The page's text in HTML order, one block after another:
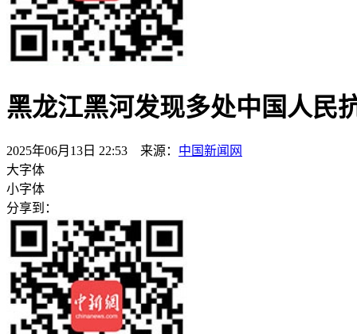
黑龙江黑河发现多处中国人民
2025年06月13日 22:53 来源： 中国新闻网
大字体
小字体
分享到：